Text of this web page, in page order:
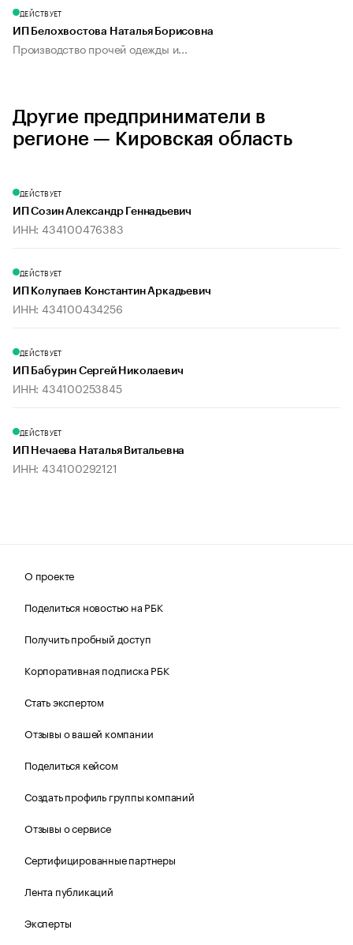
ДЕЙСТВУЕТ
ИП Белохвостова Наталья Борисовна
Производство прочей одежды и...
Другие предприниматели в
регионе — Кировская область
ДЕЙСТВУЕТ
ИП Созин Александр Геннадьевич
ИНН: 434100476383
ДЕЙСТВУЕТ
ИП Колупаев Константин Аркадьевич
ИНН: 434100434256
ДЕЙСТВУЕТ
ИП Бабурин Сергей Николаевич
ИНН: 434100253845
ДЕЙСТВУЕТ
ИП Нечаева Наталья Витальевна
ИНН: 434100292121
О проекте
Поделиться новостью на РБК
Получить пробный доступ
Корпоративная подписка РБК
Стать экспертом
Отзывы о вашей компании
Поделиться кейсом
Создать профиль группы компаний
Отзывы о сервисе
Сертифицированные партнеры
Лента публикаций
Эксперты